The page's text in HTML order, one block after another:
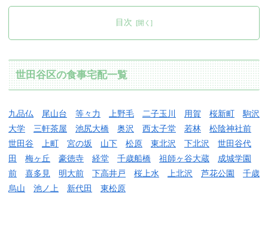
目次
世田谷区の食事宅配一覧
九品仏 尾山台 等々力 上野毛 二子玉川 用賀 桜新町
駒沢
大学
三軒茶屋 池尻大橋 奥沢 西太子堂 若林
松陰神社前
世田谷
上町 宮の坂 山下 松原 東北沢 下北沢
世田谷代
田
梅ヶ丘 豪徳寺 経堂 千歳船橋 祖師ヶ谷大蔵
成城学園
前
喜多見 明大前 下高井戸 桜上水 上北沢 芦花公園
千歳
烏山
池ノ上 新代田 東松原